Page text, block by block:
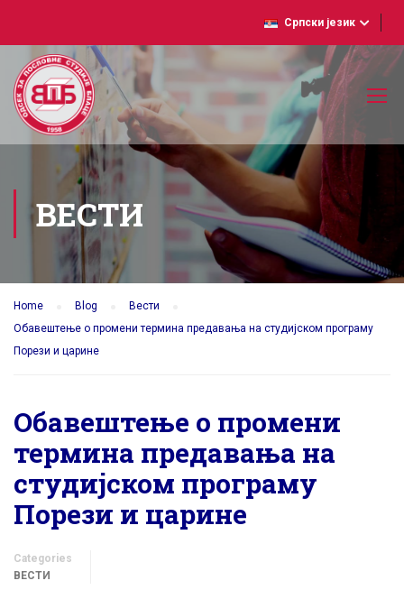
Српски језик
ВЕСТИ
Home Blog
Вести
Обавештење о промени термина предавања на студијском програму
Порези и царине
Обавештење о промени
термина предавања на
студијском програму
Порези и царине
Categories
ВЕСТИ